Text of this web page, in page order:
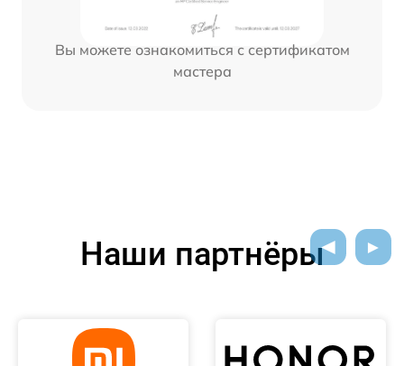
Вы можете ознакомиться с сертификатом
мастера
Наши партнёры